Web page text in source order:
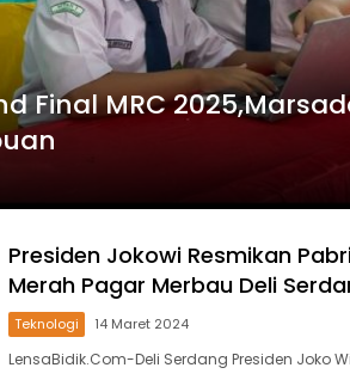
Final MRC
Presiden Jokowi Resmikan
Merah Pagar Merbau Deli
Teknologi 14 Maret 2024
LensaBidik.Com-Deli Serdang Presiden Joko